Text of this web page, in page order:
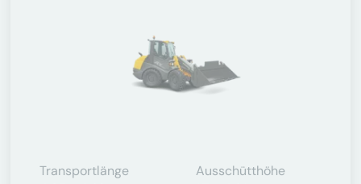
Transportlänge
Ausschütthöhe